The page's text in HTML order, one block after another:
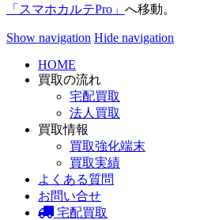
「スマホカルテPro」 へ移動。
Show navigation Hide navigation
HOME
買取の流れ
宅配買取
法人買取
買取情報
買取強化端末
買取実績
よくある質問
お問い合せ
宅配買取